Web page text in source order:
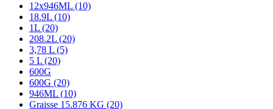
12x946ML (10)
18.9L (10)
1L (20)
208.2L (20)
3,78 L (5)
5 L (20)
600G
600G (20)
946ML (10)
Graisse 15.876 KG (20)